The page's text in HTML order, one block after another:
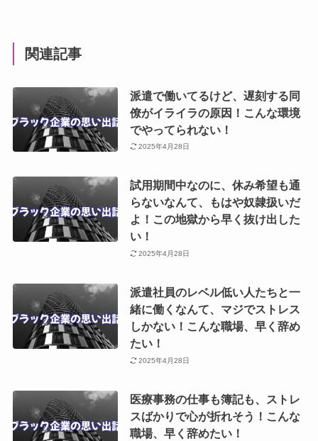
関連記事
派遣で働いてるけど、遅刻する同
僚がイライラの原因！こんな環境
でやってられない！
2025年4月28日
試用期間中なのに、休み希望も通
らないなんて、もはや奴隷扱いだ
よ！この地獄から早く抜け出した
い！
2025年4月28日
派遣社員のレベル低い人たちと一
緒に働くなんて、マジでストレス
しかない！こんな職場、早く辞め
たい！
2025年4月28日
医療事務の仕事も簿記も、ストレ
スばかりで心が折れそう！こんな
職場、早く辞めたい！